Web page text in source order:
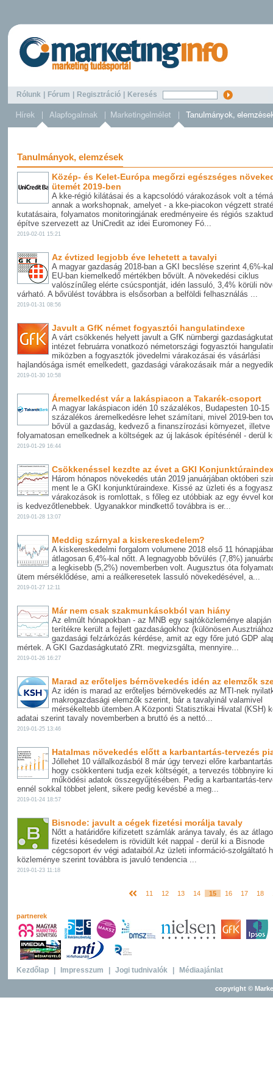
Rólunk Fórum Regisztráció Keresés
Tanulmányok, elemzések
Közép- és Kelet-Európa megőrzi egészséges
ütemét 2019-ben
A kke-régió kilátásai és a kapcsolódó várakozások volt a
annak a workshopnak, amelyet - a kke-piacokon végzett
kutatásaira, folyamatos monitoringjának eredményeire és régiós
építve szervezett az UniCredit az idei Euromoney Fó...
2019-02-01 15:21
Az évtized legjobb éve lehetett a tavalyi
A magyar gazdaság 2018-ban a GKI becslése szerint 4,6%-
EU-ban kiemelkedő mértékben bővült. A növekedési ciklus
valószínűleg elérte csúcspontját, idén lassuló, 3,4% körüli
várható. A bővülést továbbra is elsősorban a belföldi felhasználás ...
2019-01-31 08:56
Javult a GfK német fogyasztói hangulatindexe
A várt csökkenés helyett javult a GfK nürnbergi
intézet februárra vonatkozó németországi fogyasztói
miközben a fogyasztók jövedelmi várakozásai és vásárlási
hajlandósága ismét emelkedett, gazdasági várakozásaik már a
2019-01-30 10:58
Áremelkedést vár a lakáspiacon a Takarék-csoport
A magyar lakáspiacon idén 10 százalékos, Budapesten 10-15
százalékos áremelkedésre lehet számítani, mivel 2019-ben
bővül a gazdaság, kedvező a finanszírozási környezet, illetve
folyamatosan emelkednek a költségek az új lakások építésénél - derül
2019-01-29 16:44
Csökkenéssel kezdte az évet a GKI
Három hónapos növekedés után 2019 januárjában októberi
ment le a GKI konjunktúraindexe. Kissé az üzleti és a
várakozások is romlottak, s főleg ez utóbbiak az egy évvel
is kedvezőtlenebbek. Ugyanakkor mindkettő továbbra is er...
2019-01-28 13:07
Meddig szárnyal a kiskereskedelem?
A kiskereskedelmi forgalom volumene 2018 első 11
átlagosan 6,4%-kal nőtt. A legnagyobb bővülés (7,8%)
a legkisebb (5,2%) novemberben volt. Augusztus óta
ütem mérséklődése, ami a reálkeresetek lassuló növekedésével, a...
2019-01-27 12:11
Már nem csak szakmunkásokból van hiány
Az elmúlt hónapokban - az MNB egy sajtóközleménye alapján
terítékre került a fejlett gazdaságokhoz (különösen
gazdasági felzárkózás kérdése, amit az egy főre jutó GDP
mértek. A GKI Gazdaságkutató ZRt. megvizsgálta, mennyire...
2019-01-26 16:27
Marad az erőteljes bérnövekedés idén az elemzők
Az idén is marad az erőteljes bérnövekedés az MTI-nek
makrogazdasági elemzők szerint, bár a tavalyinál valamivel
mérsékeltebb ütemben.A Központi Statisztikai Hivatal (KSH)
adatai szerint tavaly novemberben a bruttó és a nettó...
2019-01-25 13:46
Hatalmas növekedés előtt a karbantartás-tervezés
Jóllehet 10 vállalkozásból 8 már úgy tervezi előre
hogy csökkenteni tudja ezek költségét, a tervezés többnyire
működési adatok összegyűjtésében. Pedig a karbantartás-
ennél sokkal többet jelent, sikere pedig kevésbé a meg...
2019-01-24 18:57
Bisnode: javult a cégek fizetési morálja tavaly
Nőtt a határidőre kifizetett számlák aránya tavaly, és az
fizetési késedelem is rövidült két nappal - derül ki a Bisnode
cégcsoport év végi adataiból.Az üzleti információ-szolgáltató
közleménye szerint továbbra is javuló tendencia ...
2019-01-23 11:18
11 12 13 14 15 16 17 18
partnerek
Kezdőlap Impresszum Jogi tudnivalók Médiaajánlat
copyright ©